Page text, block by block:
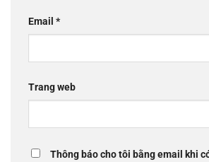
Email *
Trang web
Thông báo cho tôi bằng email khi